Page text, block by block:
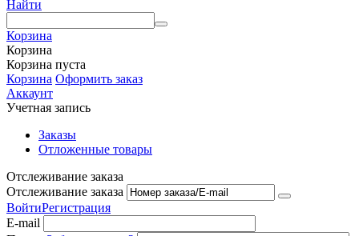
Найти
Корзина
Корзина
Корзина пуста
Корзина Оформить заказ
Аккаунт
Учетная запись
Заказы
Отложенные товары
Отслеживание заказа
Отслеживание заказа
ВойтиРегистрация
E-mail